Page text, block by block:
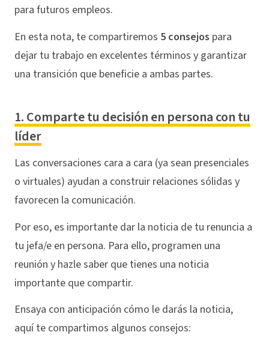
para futuros empleos.
En esta nota, te compartiremos 5 consejos para
dejar tu trabajo en excelentes términos y garantizar
una transición que beneficie a ambas partes.
1. Comparte tu decisión en persona con tu
líder
Las conversaciones cara a cara (ya sean presenciales
o virtuales) ayudan a construir relaciones sólidas y
favorecen la comunicación.
Por eso, es importante dar la noticia de tu renuncia a
tu jefa/e en persona. Para ello, programen una
reunión y hazle saber que tienes una noticia
importante que compartir.
Ensaya con anticipación cómo le darás la noticia,
aquí te compartimos algunos consejos: